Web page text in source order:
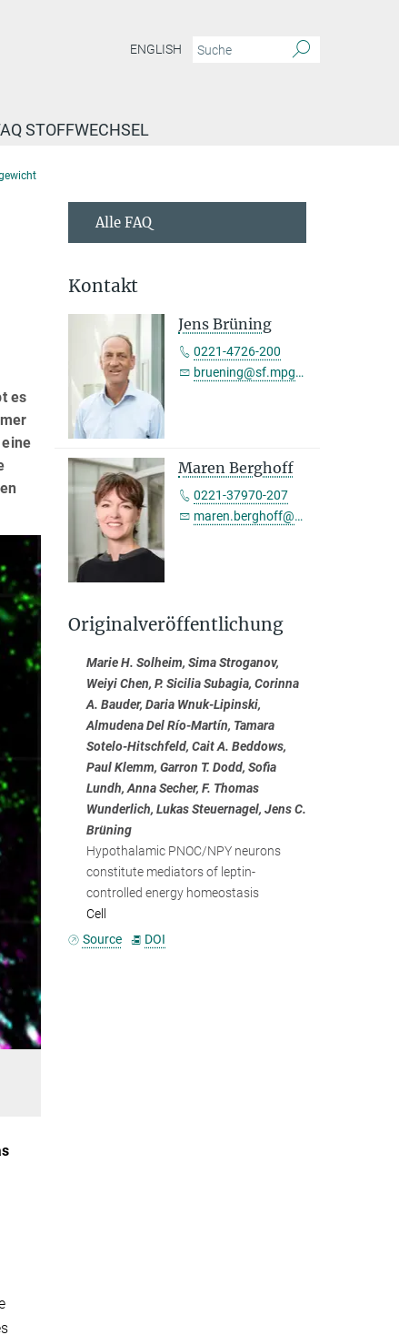
ENGLISH
STOFFWECHSEL
es
Alle FAQ
Kontakt
Jens Brüning
0221-4726-200
bruening@sf.mpg.de
Maren Berghoff
0221-37970-207
maren.berghoff@sf.mpg.de
Originalveröffentlichung
Marie H. Solheim, Sima Stroganov,
Weiyi Chen, P. Sicilia Subagia, Corinna
A. Bauder, Daria Wnuk-Lipinski,
Almudena Del Río-Martín, Tamara
Sotelo-Hitschfeld, Cait A. Beddows,
Paul Klemm, Garron T. Dodd, Sofia
Lundh, Anna Secher, F. Thomas
Wunderlich, Lukas Steuernagel, Jens C.
Brüning
Hypothalamic PNOC/NPY neurons
constitute mediators of leptin-
controlled energy homeostasis
Cell
Source
DOI